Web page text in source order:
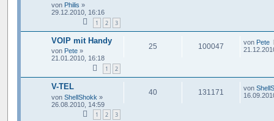
von Philis »
29.12.2010, 16:16
1 2 3
VOIP mit Handy
von Pete »
21.01.2010, 16:18
1 2
25 100047 von Pete
V-TEL
von ShellShokk »
26.08.2010, 14:59
1 2 3
40 131171 von